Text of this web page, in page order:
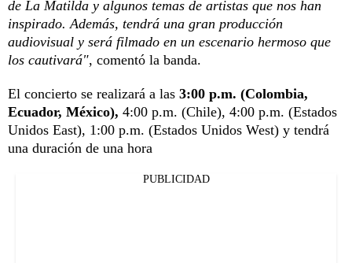
de La Matilda y algunos temas de artistas que nos han
inspirado. Además, tendrá una gran producción
audiovisual y será filmado en un escenario hermoso que
los cautivará", comentó la banda.
El concierto se realizará a las 3:00 p.m. (Colombia,
Ecuador, México), 4:00 p.m. (Chile), 4:00 p.m. (Estados
Unidos East), 1:00 p.m. (Estados Unidos West) y tendrá
una duración de una hora
PUBLICIDAD